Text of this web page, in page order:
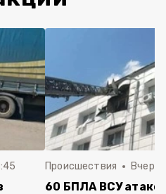
Происшествия Вчера,
60 БПЛА ВСУ